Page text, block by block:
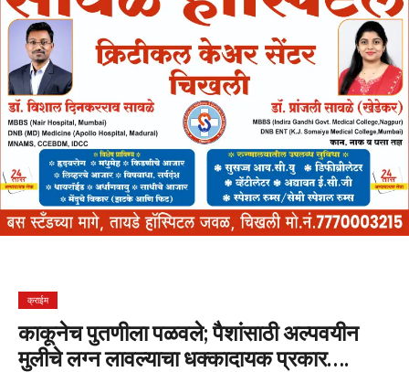
क्राईम
काकूनेच पुतणीला पळवले; पैशांसाठी अल्पवयीन
मुलीचे लग्न लावल्याचा धक्कादायक प्रकार….